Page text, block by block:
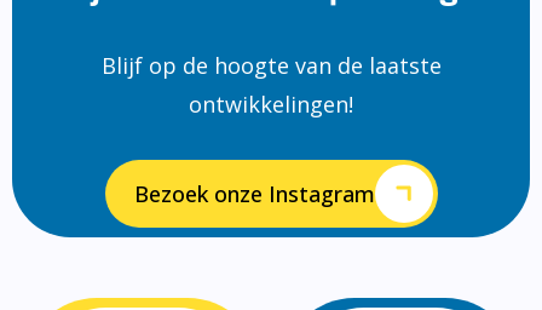
Blijf op de hoogte van de laatste
ontwikkelingen!
Bezoek onze Instagram